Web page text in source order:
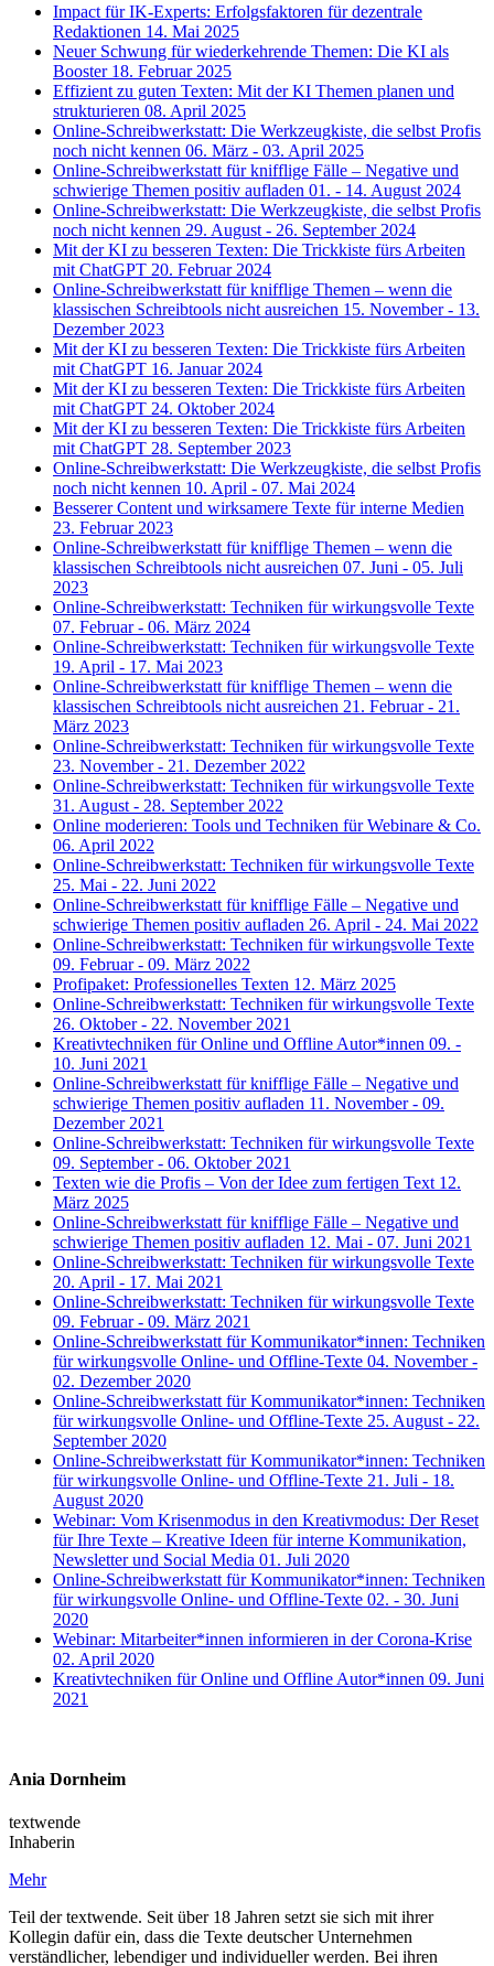
Impact für IK-Experts: Erfolgsfaktoren für dezentrale
Redaktionen 14. Mai 2025
Neuer Schwung für wiederkehrende Themen: Die KI als
Booster 18. Februar 2025
Effizient zu guten Texten: Mit der KI Themen planen und
strukturieren 08. April 2025
Online-Schreibwerkstatt: Die Werkzeugkiste, die selbst Profis
noch nicht kennen 06. März - 03. April 2025
Online-Schreibwerkstatt für knifflige Fälle – Negative und
schwierige Themen positiv aufladen 01. - 14. August 2024
Online-Schreibwerkstatt: Die Werkzeugkiste, die selbst Profis
noch nicht kennen 29. August - 26. September 2024
Mit der KI zu besseren Texten: Die Trickkiste fürs Arbeiten
mit ChatGPT 20. Februar 2024
Online-Schreibwerkstatt für knifflige Themen – wenn die
klassischen Schreibtools nicht ausreichen 15. November - 13.
Dezember 2023
Mit der KI zu besseren Texten: Die Trickkiste fürs Arbeiten
mit ChatGPT 16. Januar 2024
Mit der KI zu besseren Texten: Die Trickkiste fürs Arbeiten
mit ChatGPT 24. Oktober 2024
Mit der KI zu besseren Texten: Die Trickkiste fürs Arbeiten
mit ChatGPT 28. September 2023
Online-Schreibwerkstatt: Die Werkzeugkiste, die selbst Profis
noch nicht kennen 10. April - 07. Mai 2024
Besserer Content und wirksamere Texte für interne Medien
23. Februar 2023
Online-Schreibwerkstatt für knifflige Themen – wenn die
klassischen Schreibtools nicht ausreichen 07. Juni - 05. Juli
2023
Online-Schreibwerkstatt: Techniken für wirkungsvolle Texte
07. Februar - 06. März 2024
Online-Schreibwerkstatt: Techniken für wirkungsvolle Texte
19. April - 17. Mai 2023
Online-Schreibwerkstatt für knifflige Themen – wenn die
klassischen Schreibtools nicht ausreichen 21. Februar - 21.
März 2023
Online-Schreibwerkstatt: Techniken für wirkungsvolle Texte
23. November - 21. Dezember 2022
Online-Schreibwerkstatt: Techniken für wirkungsvolle Texte
31. August - 28. September 2022
Online moderieren: Tools und Techniken für Webinare & Co.
06. April 2022
Online-Schreibwerkstatt: Techniken für wirkungsvolle Texte
25. Mai - 22. Juni 2022
Online-Schreibwerkstatt für knifflige Fälle – Negative und
schwierige Themen positiv aufladen 26. April - 24. Mai 2022
Online-Schreibwerkstatt: Techniken für wirkungsvolle Texte
09. Februar - 09. März 2022
Profipaket: Professionelles Texten 12. März 2025
Online-Schreibwerkstatt: Techniken für wirkungsvolle Texte
26. Oktober - 22. November 2021
Kreativtechniken für Online und Offline Autor*innen 09. -
10. Juni 2021
Online-Schreibwerkstatt für knifflige Fälle – Negative und
schwierige Themen positiv aufladen 11. November - 09.
Dezember 2021
Online-Schreibwerkstatt: Techniken für wirkungsvolle Texte
09. September - 06. Oktober 2021
Texten wie die Profis – Von der Idee zum fertigen Text 12.
März 2025
Online-Schreibwerkstatt für knifflige Fälle – Negative und
schwierige Themen positiv aufladen 12. Mai - 07. Juni 2021
Online-Schreibwerkstatt: Techniken für wirkungsvolle Texte
20. April - 17. Mai 2021
Online-Schreibwerkstatt: Techniken für wirkungsvolle Texte
09. Februar - 09. März 2021
Online-Schreibwerkstatt für Kommunikator*innen: Techniken
für wirkungsvolle Online- und Offline-Texte 04. November -
02. Dezember 2020
Online-Schreibwerkstatt für Kommunikator*innen: Techniken
für wirkungsvolle Online- und Offline-Texte 25. August - 22.
September 2020
Online-Schreibwerkstatt für Kommunikator*innen: Techniken
für wirkungsvolle Online- und Offline-Texte 21. Juli - 18.
August 2020
Webinar: Vom Krisenmodus in den Kreativmodus: Der Reset
für Ihre Texte – Kreative Ideen für interne Kommunikation,
Newsletter und Social Media 01. Juli 2020
Online-Schreibwerkstatt für Kommunikator*innen: Techniken
für wirkungsvolle Online- und Offline-Texte 02. - 30. Juni
2020
Webinar: Mitarbeiter*innen informieren in der Corona-Krise
02. April 2020
Kreativtechniken für Online und Offline Autor*innen 09. Juni
2021
Ania Dornheim
textwende
Inhaberin
Mehr
Teil der textwende. Seit über 18 Jahren setzt sie sich mit ihrer
Kollegin dafür ein, dass die Texte deutscher Unternehmen
verständlicher, lebendiger und individueller werden. Bei ihren